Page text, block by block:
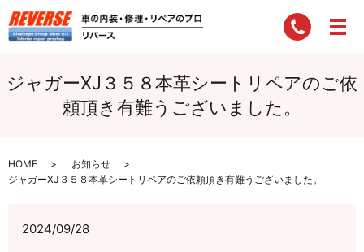
ジャガーXJ３５８本革シートリペアのご依
頼頂き有難うございました。
HOME
お知らせ
ジャガーXJ３５８本革シートリペアのご依頼頂き有難うございました。
2024/09/28